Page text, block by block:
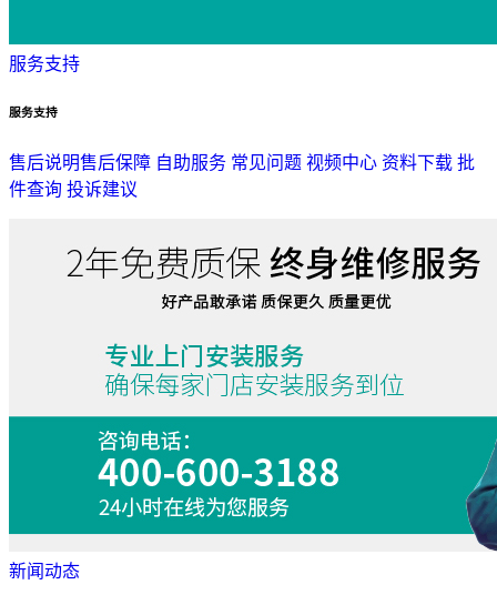
服务支持
服务支持
售后说明售后保障 自助服务 常见问题 视频中心 资料下载 批
件查询 投诉建议
新闻动态